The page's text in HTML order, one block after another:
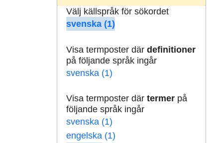
Välj källspråk för sökordet
svenska (1)
Visa termposter där definitioner
på följande språk ingår
svenska (1)
Visa termposter där termerpå
följande språk ingår
svenska (1)
engelska (1)